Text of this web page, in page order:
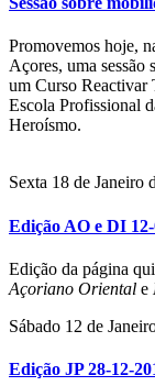
Promovemos hoje,
Açores, uma
um Curso Reactivar
Escola Profissional
Heroísmo.
Sexta 18 de Janeiro
Edição AO e DI
Edição da página
Açoriano Oriental e
Sábado 12 de
Edição JP 28-12-